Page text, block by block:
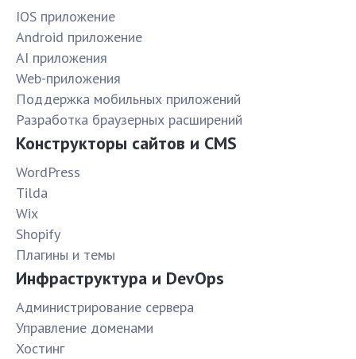
IOS приложение
Android приложение
AI приложения
Web-приложения
Поддержка мобильных приложений
Разработка браузерных расширений
Конструкторы сайтов и CMS
WordPress
Tilda
Wix
Shopify
Плагины и темы
Инфраструктура и DevOps
Администрирование сервера
Управление доменами
Хостинг